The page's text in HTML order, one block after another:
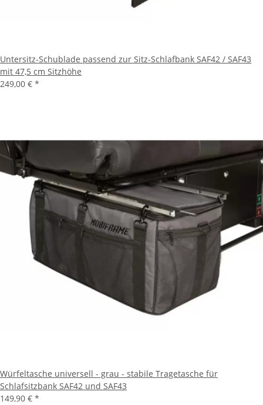
Untersitz-Schublade passend zur Sitz-Schlafbank SAF42 / SAF43
mit 47,5 cm Sitzhöhe
249,00 € *
Würfeltasche universell - grau - stabile Tragetasche für
Schlafsitzbank SAF42 und SAF43
149,90 € *